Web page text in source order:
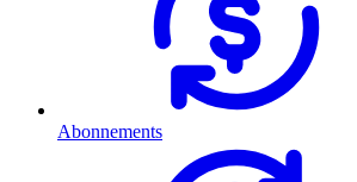
Abonnements